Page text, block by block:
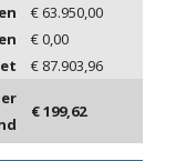
€ 63.950,00
€0,00
€ 87.903,96
€199,62